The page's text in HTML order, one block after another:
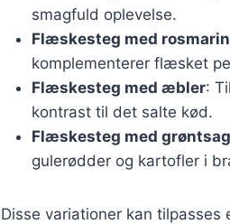
smagfuld oplevelse.
Flæskesteg med rosmarin
komplementerer flæsket
Flæskesteg med æbler:
kontrast til det salte kød.
Flæskesteg med
gulerødder og kartofler i
Disse variationer kan